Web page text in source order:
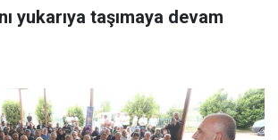
yukarıya taşımaya devam